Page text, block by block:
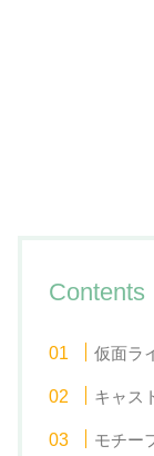
Contents
仮面ラ
キャス
モチー